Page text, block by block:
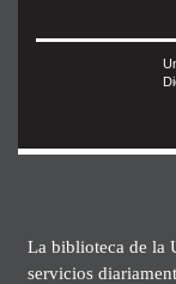
La biblioteca de la
servicios